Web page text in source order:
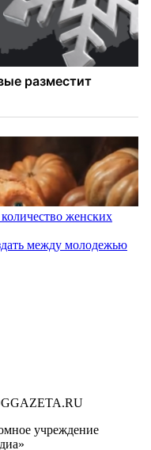
женских
между молодежью
учреждение